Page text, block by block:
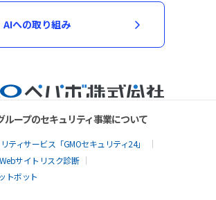
AIへの取り組み
ループのセキュリティ事業について
ティサービス「GMOセキュリティ24」
Webサイトリスク診断
トボット